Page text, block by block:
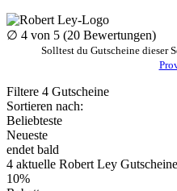
∅ 4 von 5 (20 Bewertungen)
Solltest du Gutscheine dieser
Filtere 4 Gutscheine
Sortieren nach:
Beliebteste
Neueste
endet bald
4 aktuelle Robert Ley Gutscheine
10%